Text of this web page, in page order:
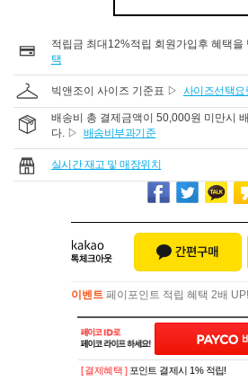
적립금 최대12%적립 회원가입후 혜택
택
빅앤조이 사이즈 기준표 ▷ 사이즈선택요
배송비 총 결제금액이 50,000원 미만시
다. ▷ 배송비부과기준
실시간 재고 및 매장위치
이벤트 페이포인트 적립 혜택 2배 UP!
이벤트페이포인트 적립 혜택 2배 UP!
[ 결제혜택 ] 포인트 결제시 1% 적립!